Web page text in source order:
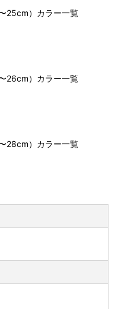
25cm）カラー一覧
26cm）カラー一覧
28cm）カラー一覧